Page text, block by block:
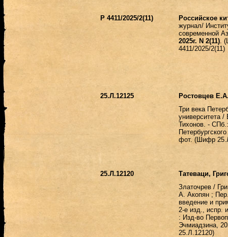
Р 4411/2025/2(11)
Российское
журнал/
современной
2025г. N 2(11).
4411/2025/2(11)
25.Л.12125
Ростовцев
Три века
университета
Тихонов. -
фот. (Шифр
25.Л.12120
Татеваци,
Златочрев /
А. Акопян ;
введение и
2-е изд., испр.
: Изд-во
Эчмиадзина,
25.Л.12120)